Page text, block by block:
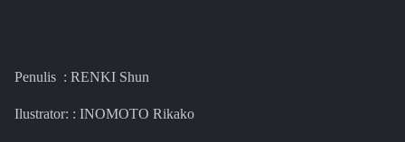
Penulis : RENKI Shun
Ilustrator: : INOMOTO Rikako